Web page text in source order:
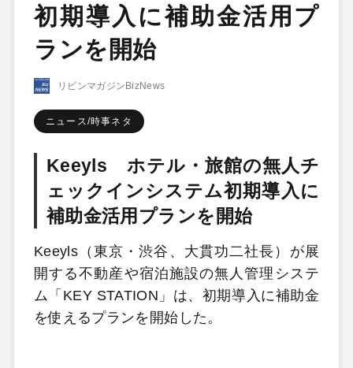
初期導入に補助金活用プ
ランを開始
リビンマガジンBizNews
ニュース/時事ネタ
Keeyls ホテル・旅館の無人チ
ェックインシステム初期導入に
補助金活用プランを開始
Keeyls（東京・渋谷、大貫功二社長）が展
開する不動産や宿泊施設の無人管理システ
ム「KEY STATION」は、初期導入に補助金
を使えるプランを開始した。